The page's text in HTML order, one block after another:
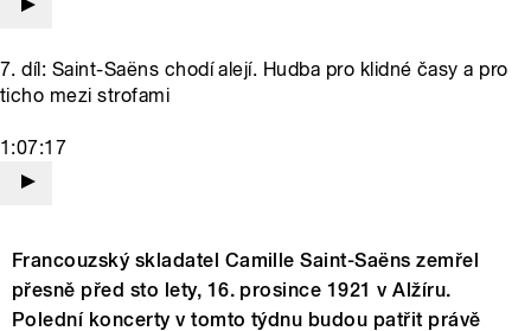
7. díl: Saint-Saëns chodí alejí. Hudba pro klidné časy a pro
ticho mezi strofami
1:07:17
Francouzský skladatel Camille Saint-Saëns zemřel
přesně před sto lety, 16. prosince 1921 v Alžíru.
Polední koncerty v tomto týdnu budou patřit právě